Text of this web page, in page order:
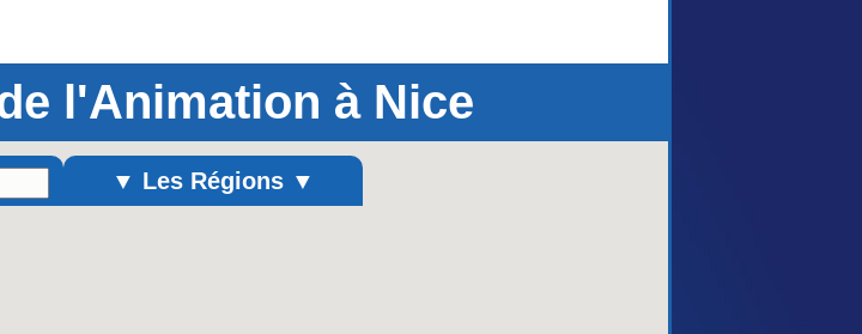
l'Animation à Nice
▼ Les Régions ▼